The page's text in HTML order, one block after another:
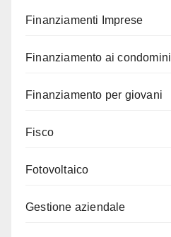
Finanziamenti Imprese
Finanziamento ai condomini
Finanziamento per giovani
Fisco
Fotovoltaico
Gestione aziendale